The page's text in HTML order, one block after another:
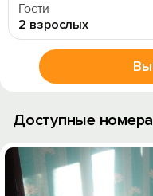
Гости
2 взрослых
Доступные номера